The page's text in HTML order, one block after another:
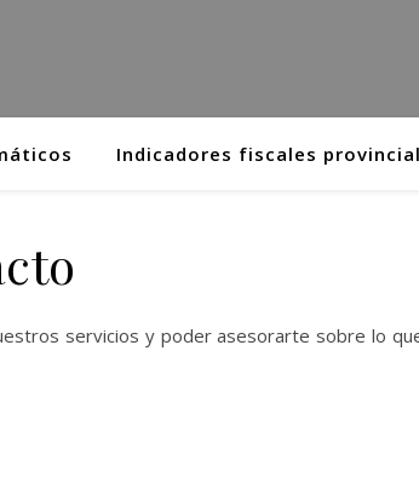
Indicadores fiscales
servicios y poder asesorarte sobre lo